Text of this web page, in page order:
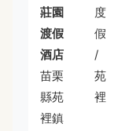
莊園
渡假
酒店
苗栗
縣苑
裡鎮
度
假
/
苑
裡